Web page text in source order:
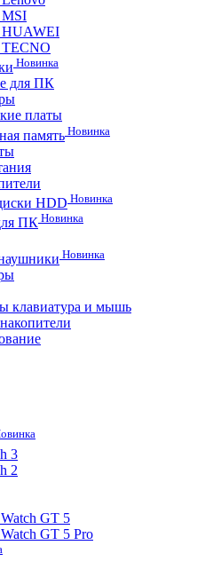
MSI
HUAWEI
Новинка
для ПК
платы
память Новинка
HDD Новинка
ПК Новинка
Новинка
клавиатура и мышь
3
2
GT 5
GT 5 Pro